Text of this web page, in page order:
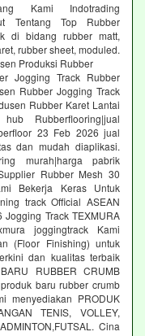
Kami Indotrading
Tentang Top Rubber
di bidang rubber matt,
rubber sheet, moduled.
Produksi Rubber
Jogging Track Rubber
Rubber Jogging Track
Rubber Karet Lantai
Rubberflooring|jual
23 Feb 2026 jual
dan mudah diaplikasi.
murah|harga pabrik
Rubber Mesh 30
Bekerja Keras Untuk
track Official ASEAN
Track TEXMURA
joggingtrack Kami
(Floor Finishing) untuk
dan kualitas terbaik
RUBBER CRUMB
baru rubber crumb
menyediakan PRODUK
TENIS, VOLLEY,
Cina